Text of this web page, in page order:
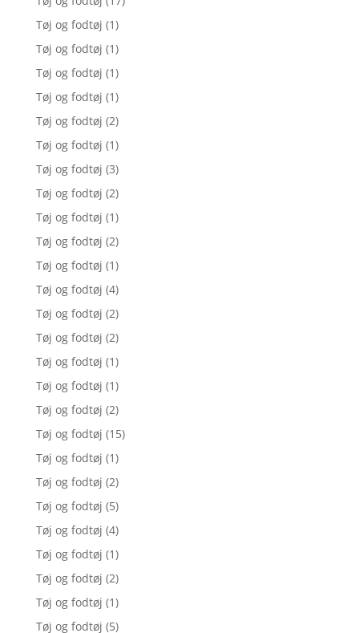
Tøj og fodtøj (1)
Tøj og fodtøj (1)
Tøj og fodtøj (1)
Tøj og fodtøj (1)
Tøj og fodtøj (2)
Tøj og fodtøj (1)
Tøj og fodtøj (3)
Tøj og fodtøj (2)
Tøj og fodtøj (1)
Tøj og fodtøj (2)
Tøj og fodtøj (1)
Tøj og fodtøj (4)
Tøj og fodtøj (2)
Tøj og fodtøj (2)
Tøj og fodtøj (1)
Tøj og fodtøj (1)
Tøj og fodtøj (2)
Tøj og fodtøj (15)
Tøj og fodtøj (1)
Tøj og fodtøj (2)
Tøj og fodtøj (5)
Tøj og fodtøj (4)
Tøj og fodtøj (1)
Tøj og fodtøj (2)
Tøj og fodtøj (1)
Tøj og fodtøj (5)